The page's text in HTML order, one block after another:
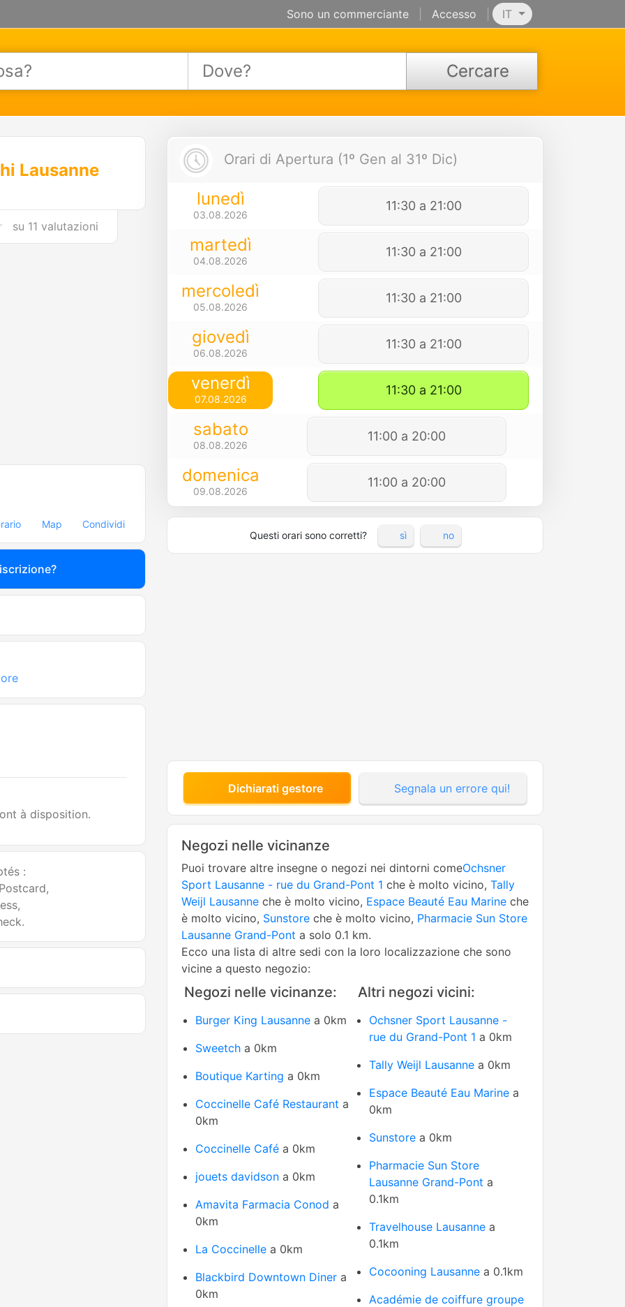
Sono un commerciante Accesso IT
Cercare
Lausanne
su 11 valutazioni
Map Condividi
à disposition.
:
Orari di Apertura (1º Gen al 31º Dic)
lunedì
03.08.2026
11:30 a 21:00
martedì
04.08.2026
11:30 a 21:00
mercoledì
05.08.2026
11:30 a 21:00
giovedì
06.08.2026
11:30 a 21:00
venerdì
07.08.2026
11:30 a 21:00
sabato
08.08.2026
11:00 a 20:00
domenica
09.08.2026
11:00 a 20:00
Questi orari sono corretti? sì no
Dichiarati gestore Segnala un errore qui!
Negozi nelle vicinanze
Puoi trovare altre insegne o negozi nei dintorni comeOchsner
Sport Lausanne - rue du Grand-Pont 1 che è molto vicino, Tally
Weijl Lausanne che è molto vicino, Espace Beauté Eau Marine che
è molto vicino, Sunstore che è molto vicino, Pharmacie Sun Store
Lausanne Grand-Pont a solo 0.1 km.
Ecco una lista di altre sedi con la loro localizzazione che sono
vicine a questo negozio:
Negozi nelle vicinanze:
Burger King Lausanne a 0km
Sweetch a 0km
Boutique Karting a 0km
Coccinelle Café Restaurant a
0km
Coccinelle Café a 0km
jouets davidson a 0km
Amavita Farmacia Conod a
0km
La Coccinelle a 0km
Blackbird Downtown Diner a
0km
Altri negozi vicini:
Ochsner Sport Lausanne -
rue du Grand-Pont 1 a 0km
Tally Weijl Lausanne a 0km
Espace Beauté Eau Marine a
0km
Sunstore a 0km
Pharmacie Sun Store
Lausanne Grand-Pont a
0.1km
Travelhouse Lausanne a
0.1km
Cocooning Lausanne a 0.1km
Académie de coiffure groupe